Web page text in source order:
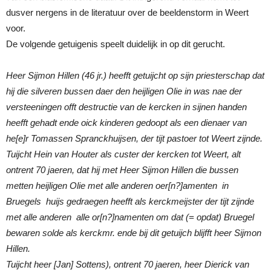
dusver nergens in de literatuur over de beeldenstorm in Weert
voor.
De volgende getuigenis speelt duidelijk in op dit gerucht.
Heer Sijmon Hillen (46 jr.) heefft getuijcht op sijn priesterschap dat
hij die silveren bussen daer den heijligen Olie in was nae der
versteeningen offt destructie van de kercken in sijnen handen
heefft gehadt ende oick kinderen gedoopt als een dienaer van
he[e]r Tomassen Spranckhuijsen, der tijt pastoer tot Weert zijnde.
Tuijcht Hein van Houter als custer der kercken tot Weert, alt
ontrent 70 jaeren, dat hij met Heer Sijmon Hillen die bussen
metten heijligen Olie met alle anderen oer[n?]amenten in
Bruegels huijs gedraegen heefft als kerckmeijster der tijt zijnde
met alle anderen alle or[n?]namenten om dat (= opdat) Bruegel
bewaren solde als kerckmr. ende bij dit getuijch blijfft heer Sijmon
Hillen.
Tuijcht heer [Jan] Sottens), ontrent 70 jaeren, heer Dierick van